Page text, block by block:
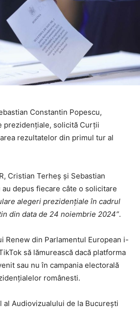
Constantin Popescu,
prezidenţiale, solicită Curţii
rezultatelor din primul tur al
Cristian Terheş şi Sebastian
depus fiecare câte o solicitare
alegeri prezidenţiale în cadrul
din data de 24 noiembrie 2024”.
Renew din Parlamentul European i-
să lămurească dacă platforma
sau nu în campania electorală
românesti.
al Audiovizualului de la București